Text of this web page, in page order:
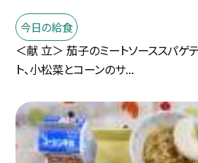
今日の給食
＜献 立＞ 茄子のミートソーススパゲ
ト、小松菜とコーンのサ...